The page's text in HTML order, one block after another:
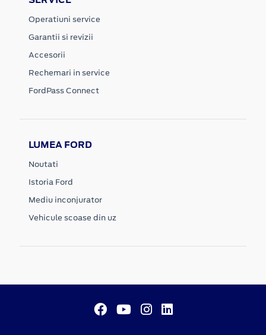
Operatiuni service
Garantii si revizii
Accesorii
Rechemari in service
FordPass Connect
LUMEA FORD
Noutati
Istoria Ford
Mediu inconjurator
Vehicule scoase din uz